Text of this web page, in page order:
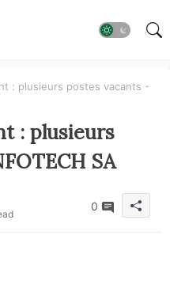
: plusieurs postes vacants -
: plusieurs
SA
0